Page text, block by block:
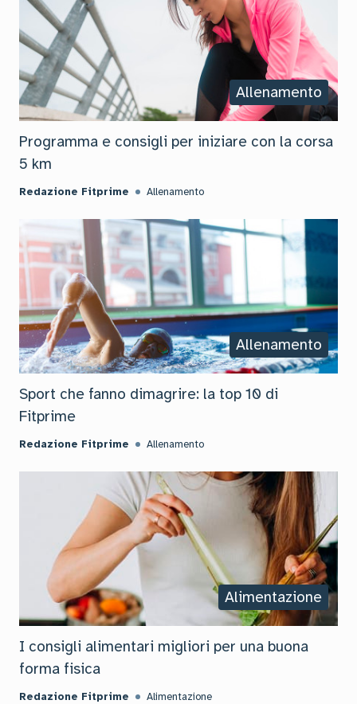
Allenamento
Programma e consigli per iniziare con la corsa
5 km
Redazione Fitprime Allenamento
Allenamento
Sport che fanno dimagrire: la top 10 di
Fitprime
Redazione Fitprime Allenamento
Alimentazione
I consigli alimentari migliori per una buona
forma fisica
Redazione Fitprime Alimentazione